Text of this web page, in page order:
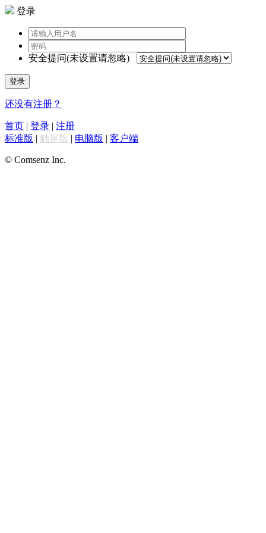
登录
安全提问(未设置请忽略)
登录
还没有注册？
首页 | 登录 | 注册
标准版 | 触屏版 | 电脑版 | 客户端
© Comsenz Inc.